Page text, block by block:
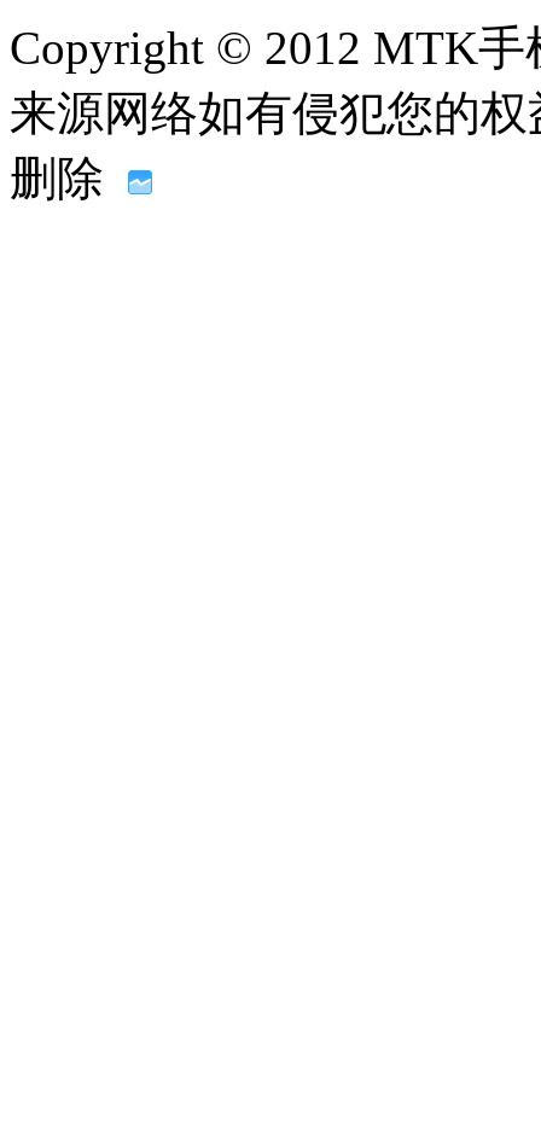
Copyright © 2012 MTK
来源网络如有侵犯您的
删除